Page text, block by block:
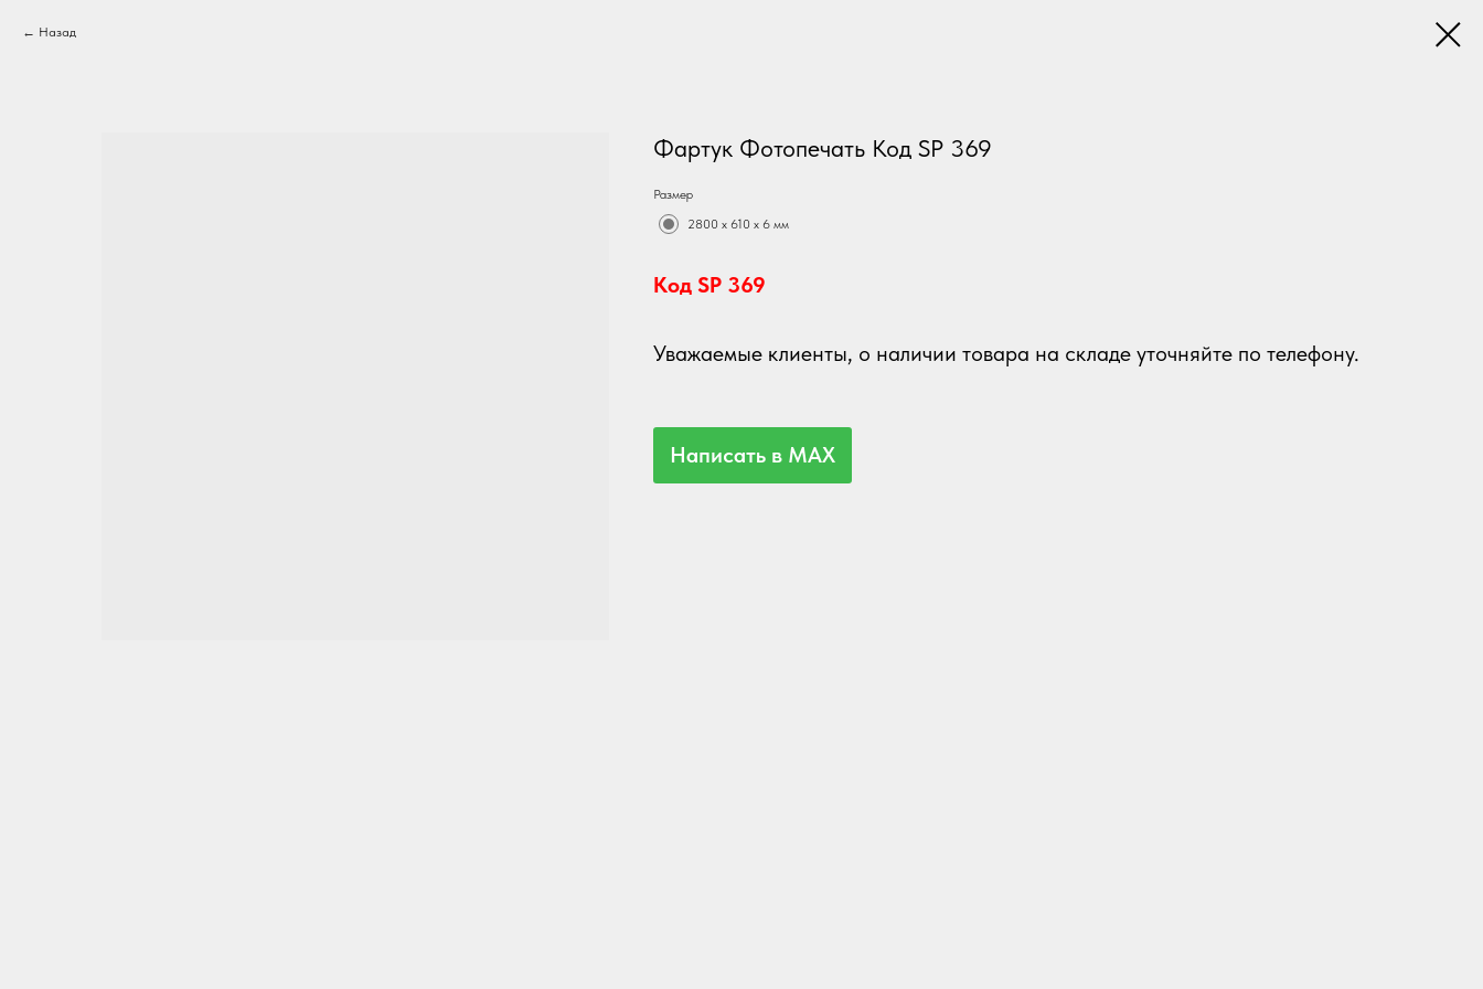
Назад
Фартук Фотопечать Код SP 369
Размер
2800 х 610 х 6 мм
Код SP 369
Уважаемые клиенты, о наличии товара на складе уточняйте по телефону.
Написать в MAX